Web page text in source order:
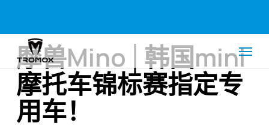
main
content
Menu
摩兽Mino│韩国mini
摩托车锦标赛指定专
用车！